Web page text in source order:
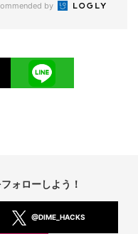
by
ォローしよう！
@DIME_HACKS